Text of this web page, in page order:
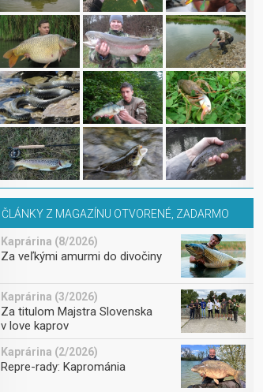
ČLÁNKY Z MAGAZÍNU OTVORENÉ, ZADARMO
Kaprárina (8/2026)
Za veľkými amurmi do divočiny
Kaprárina (3/2026)
Za titulom Majstra Slovenska
v love kaprov
Kaprárina (2/2026)
Repre-rady: Kaprománia